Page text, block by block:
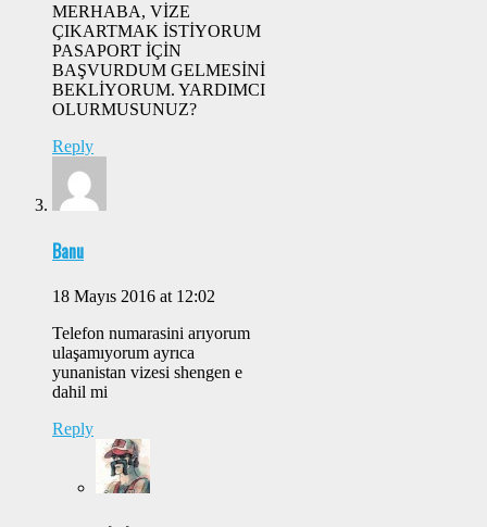
MERHABA, VİZE
ÇIKARTMAK İSTİYORUM
PASAPORT İÇİN
BAŞVURDUM GELMESİNİ
BEKLİYORUM. YARDIMCI
OLURMUSUNUZ?
Reply
Banu
18 Mayıs 2016 at 12:02
Telefon numarasini arıyorum
ulaşamıyorum ayrıca
yunanistan vizesi shengen e
dahil mi
Reply